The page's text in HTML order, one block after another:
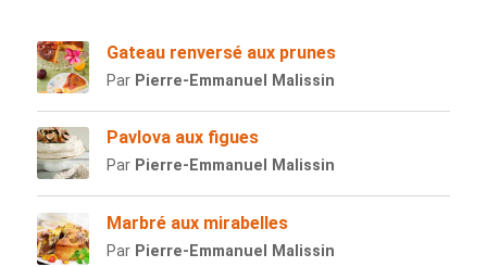
Gateau renversé aux prunes
Par Pierre-Emmanuel Malissin
Pavlova aux figues
Par Pierre-Emmanuel Malissin
Marbré aux mirabelles
Par Pierre-Emmanuel Malissin